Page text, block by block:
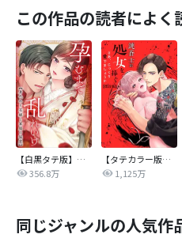
この作品の読者によく
【白黒タテ版】孕むまで乱れいけ～身代わり花嫁と軍服の猛愛
356.8万
【タテカラー版】漣蒼士に処女を捧ぐ～さあ、じっくり愛でましょうか
1,125万
同じジャンルの人気作